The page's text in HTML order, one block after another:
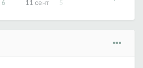
6 11 сент 5